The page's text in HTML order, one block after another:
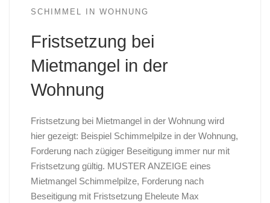
SCHIMMEL IN WOHNUNG
Fristsetzung bei
Mietmangel in der
Wohnung
Fristsetzung bei Mietmangel in der Wohnung wird
hier gezeigt: Beispiel Schimmelpilze in der Wohnung,
Forderung nach zügiger Beseitigung immer nur mit
Fristsetzung gültig. MUSTER ANZEIGE eines
Mietmangel Schimmelpilze, Forderung nach
Beseitigung mit Fristsetzung Eheleute Max